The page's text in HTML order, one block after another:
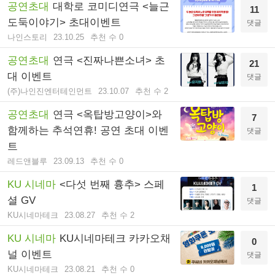
공연초대 대학로 코미디연극 <늘근
도둑이야기> 초대이벤트
나인스토리 23.10.25 추천 수 0
11
댓글
공연초대 연극 <진짜나쁜소녀> 초
대 이벤트
(주)나인진엔터테인먼트 23.10.07 추천 수 2
21
댓글
공연초대 연극 <옥탑방고양이>와
함께하는 추석연휴! 공연 초대 이벤
트
레드앤블루 23.09.13 추천 수 0
7
댓글
KU 시네마 <다섯 번째 흉추> 스페
셜 GV
KU시네마테크 23.08.27 추천 수 2
1
댓글
KU 시네마 KU시네마테크 카카오채
널 이벤트
KU시네마테크 23.08.21 추천 수 0
0
댓글